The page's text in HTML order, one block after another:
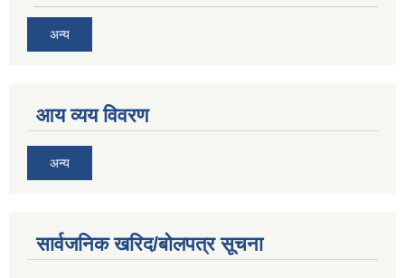
अन्य
आय व्यय विवरण
अन्य
सार्वजनिक खरिद/बोलपत्र सूचना